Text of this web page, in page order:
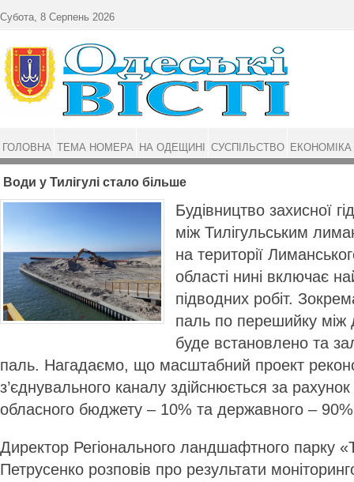
Води у Тилiгулі стало більше
Будівництво захисної
між Тилігульським
на території
області нині включає
підводних робіт.
паль по перешийку
буде встановлено та
паль. Нагадаємо, що масштабний проект
з’єднувального каналу здійснюється за
обласного бюджету – 10% та державного –
Директор Регіонального ландшафтного парку
Петрусенко розповів про результати
Субота, 8 Серпень 2026
ГОЛОВНА ТЕМА НОМЕРА НА ОДЕЩИНІ СУСПІЛЬСТВО ЕКОНОМІКА